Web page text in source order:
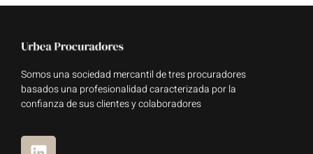
Somos una sociedad mercantil de tres procuradores
basados una profesionalidad caracterizada por la
confianza de sus clientes y colaboradores